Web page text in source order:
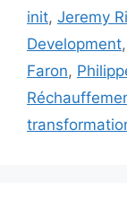
init, Jeremy
Development,
Faron,